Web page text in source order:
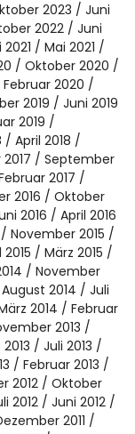
2023
Juni
2022
Juni
Mai 2021
Oktober 2020
Februar 2020
2019
Juni 2019
2019
April 2018
September
2017
2016
Oktober
2016
April 2016
November 2015
2015
März 2015
November
August 2014
Juli
2014
Februar
2013
Juli 2013
Februar 2013
2012
Oktober
2012
Juni 2012
2011